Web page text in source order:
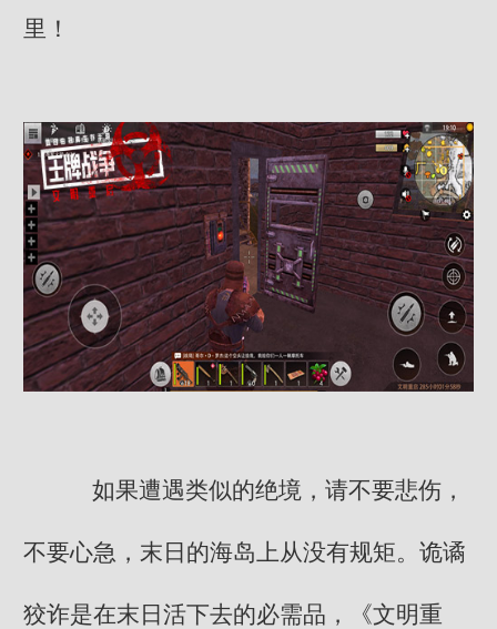
里！
如果遭遇类似的绝境，请不要悲伤，
不要心急，末日的海岛上从没有规矩。诡谲
狡诈是在末日活下去的必需品，《文明重